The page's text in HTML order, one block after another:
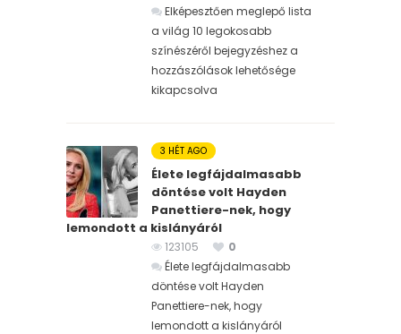
Elképesztően meglepő lista
a világ 10 legokosabb
színészéről bejegyzéshez a
hozzászólások lehetősége
kikapcsolva
3 HÉT AGO
Élete legfájdalmasabb
döntése volt Hayden
Panettiere-nek, hogy
lemondott a kislányáról
123105
0
Élete legfájdalmasabb
döntése volt Hayden
Panettiere-nek, hogy
lemondott a kislányáról